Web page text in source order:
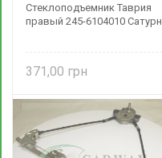
Стеклоподъемник Таврия
правый 245-6104010 Сатурн
371,00